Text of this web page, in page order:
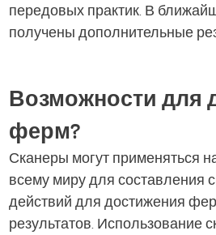
передовых практик. В
получены дополнительные
Возможности для
ферм?
Сканеры могут применяться
всему миру для составления
действий для достижения
результатов. Использование